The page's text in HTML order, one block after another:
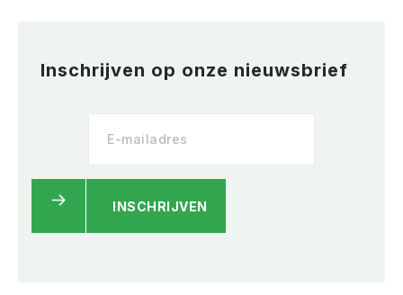
Inschrijven op onze nieuwsbrief
INSCHRIJVEN